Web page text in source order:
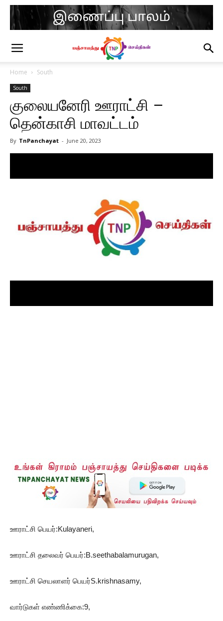
Home South
South
குலையனேரி ஊராட்சி –
தென்காசி மாவட்டம்
By TnPanchayat - June 20, 2023
ஊராட்சி பெயர்:Kulayaneri,
ஊராட்சி தலைவர் பெயர்:B.seethabalamurugan,
ஊராட்சி செயலாளர் பெயர்S.krishnasamy,
வார்டுகள் எண்ணிக்கை:9,